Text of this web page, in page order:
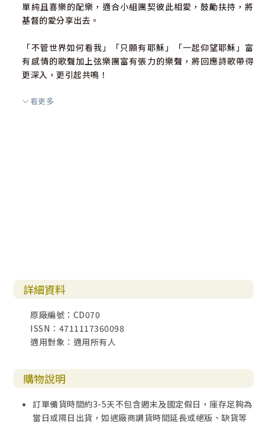
單純且喜樂的配樂，適合小組團契彼此相愛，鼓勵扶持，將
基督的愛分享出去。
「不管世界如何看我」「只願有耶穌」「一起仰望耶穌」富
有感情的歌聲加上弦樂團富有張力的樂聲，將回應詩歌帶得
更深入，更引起共鳴！
「主啊，我們敬畏祢」「揚聲敬拜」「我敬拜祢，耶穌」絕
多加以裝飾的心聲，向神呼籲，我們是神的寶貴孩子，神是
我們的家，是我們生命的意義，我們活著就是要來敬拜祂，
看更多
詳細資料
原廠編號：CD070
ISSN：4711117360098
適用對象：適用所有人
購物說明
訂單備貨時間約3-5天不包含週末及國定假日，庫存足夠為
當日或隔日出貨，如遇廠商調貨時間延長或絕版、缺貨等